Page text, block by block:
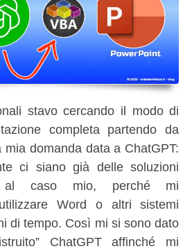
stavo cercando il modo di
completa partendo da
domanda data a ChatGPT:
ci siano già delle soluzioni
al caso mio, perché mi
Word o altri sistemi
di tempo. Così mi si sono dato
ChatGPT affinché mi